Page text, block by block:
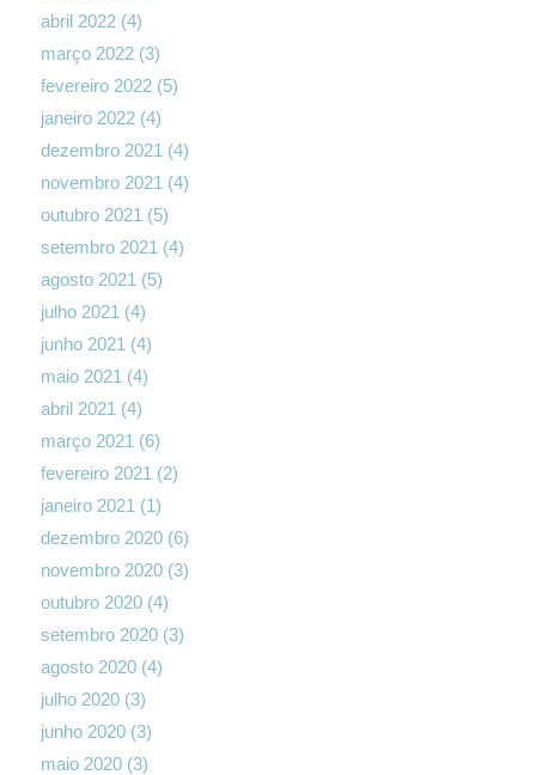
abril 2022(4)
março 2022(3)
fevereiro 2022(5)
janeiro 2022(4)
dezembro 2021 (4)
novembro 2021 (4)
outubro 2021 (5)
setembro 2021 (4)
agosto 2021 (5)
julho 2021 (4)
junho 2021 (4)
maio 2021 (4)
abril 2021 (4)
março 2021 (6)
fevereiro 2021 (2)
janeiro 2021 (1)
dezembro 2020(6)
novembro 2020(3)
outubro 2020(4)
setembro 2020(3)
agosto 2020(4)
julho 2020(3)
junho 2020(3)
maio 2020(3)